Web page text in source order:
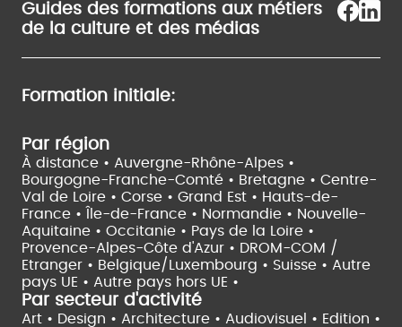
Guides des formations aux métiers
de la culture et des médias
Formation initiale:
Par région
À distance • Auvergne-Rhône-Alpes •
Bourgogne-Franche-Comté • Bretagne • Centre-
Val de Loire • Corse • Grand Est • Hauts-de-
France • Île-de-France • Normandie • Nouvelle-
Aquitaine • Occitanie • Pays de la Loire •
Provence-Alpes-Côte d'Azur • DROM-COM /
Etranger • Belgique/Luxembourg • Suisse • Autre
pays UE • Autre pays hors UE •
Par secteur d'activité
Art • Design • Architecture • Audiovisuel • Edition •